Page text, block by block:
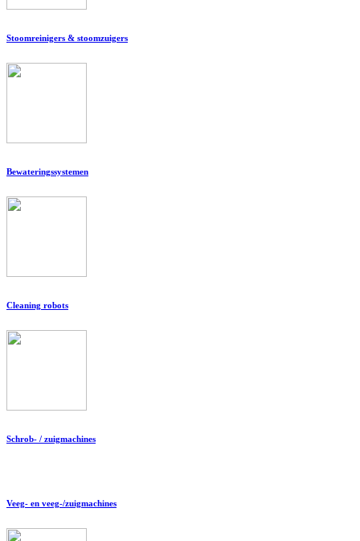
Stoomreinigers & stoomzuigers
Bewateringssystemen
Cleaning robots
Schrob- / zuigmachines
Veeg- en veeg-/zuigmachines